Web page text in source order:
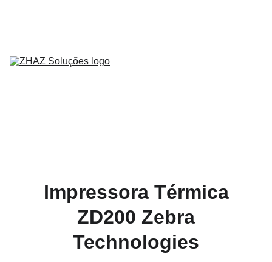
Impressora Térmica
ZD200 Zebra
Technologies